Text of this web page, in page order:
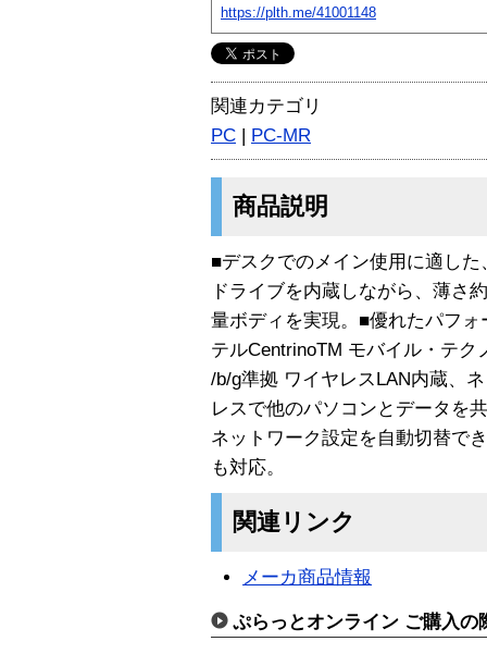
https://plth.me/41001148
関連カテゴリ
PC | PC-MR
商品説明
■デスクでのメイン使用に適し
ドライブを内蔵しながら、薄さ
量ボディを実現。■優れたパフ
テルCentrinoTM モバイル・テク
/b/g準拠 ワイヤレスLAN内蔵、
レスで他のパソコンとデータを
ネットワーク設定を自動切替で
も対応。
関連リンク
メーカ商品情報
ぷらっとオンライン ご購入の